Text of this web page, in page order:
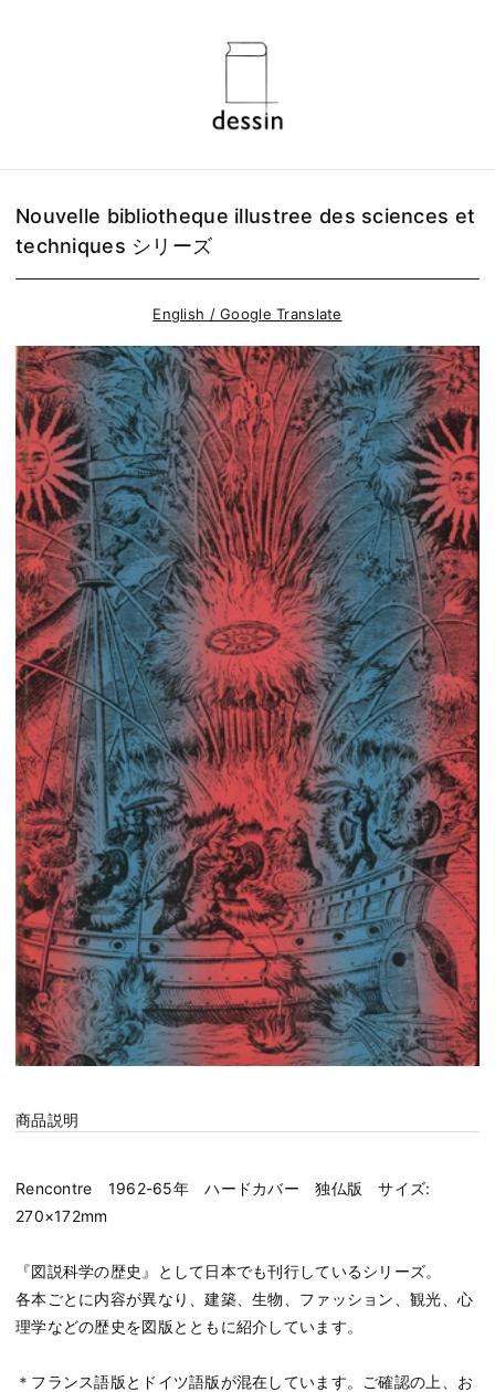
Nouvelle bibliotheque illustree des sciences et
techniques シリーズ
English / Google Translate
商品説明
Rencontre 1962-65年 ハードカバー 独仏版 サイズ:
270×172mm
『図説科学の歴史』として日本でも刊行しているシリーズ。
各本ごとに内容が異なり、建築、生物、ファッション、観光、心
理学などの歴史を図版とともに紹介しています。
＊フランス語版とドイツ語版が混在しています。ご確認の上、お